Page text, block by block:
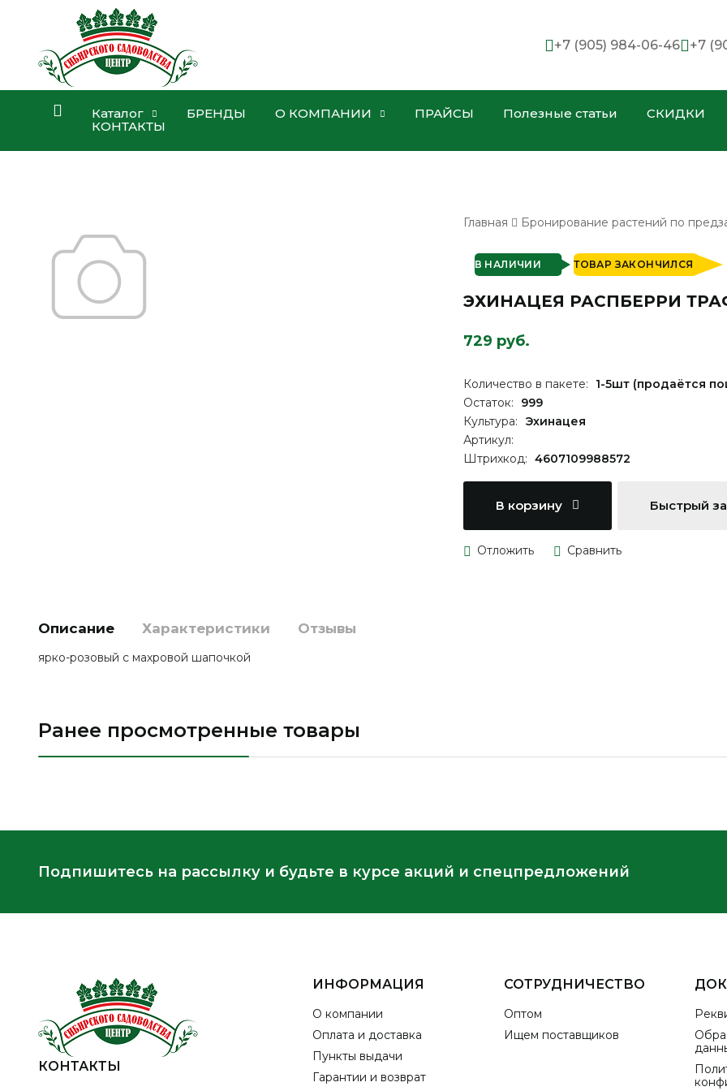
+7 (905) 984-06-46 +7
Каталог БРЕНДЫ О КОМПАНИИ ПРАЙСЫ Полезные статьи СКИДКИ
КОНТАКТЫ
Главная Бронирование растений по
В НАЛИЧИИ ТОВАР ЗАКОНЧИЛСЯ
ЭХИНАЦЕЯ РАСПБЕРРИ
729 руб.
Количество в пакете:
1-5шт (продаётся
Остаток:
999
Культура:
Эхинацея
Артикул:
Штрихкод: 4607109988572
В корзину Быстрый
Описание Характеристики Отзывы
ярко-розовый с махровой шапочкой
Ранее просмотренные товары
Подпишитесь на рассылку и будьте в курсе акций и спецпредложений
КОНТАКТЫ
ИНФОРМАЦИЯ
О компании
Оплата и доставка
Пункты выдачи
Гарантии и возврат
СОТРУДНИЧЕСТВО
Оптом
Ищем поставщиков